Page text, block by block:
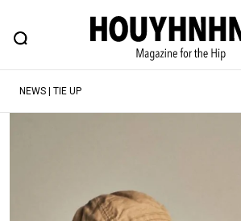
FEATURE BLOG
ヒップなファッション、カルチャー、ライフスタ
#ESSENTIAL DESIGNS
NEWS | TIE UP